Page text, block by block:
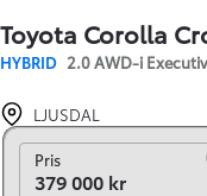
Toyota Corolla
HYBRID 2.0 AWD-i
LJUSDAL
PrisPris
379 000 kr